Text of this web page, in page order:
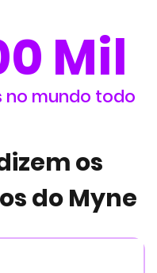
Mil
no mundo todo
os
do Myne